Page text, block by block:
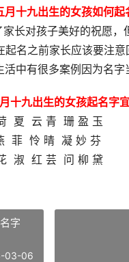
十九出生的女孩如何起
长对孩子美好的祝愿
起名之前家长应该要注意
中有很多案例因为名
十九出生的女孩起名字
夏 云 青 珊 盈 玉
菲 怜 晴 凝 妙 芬
淑 红 芸 问 柳 黛
字
03-06